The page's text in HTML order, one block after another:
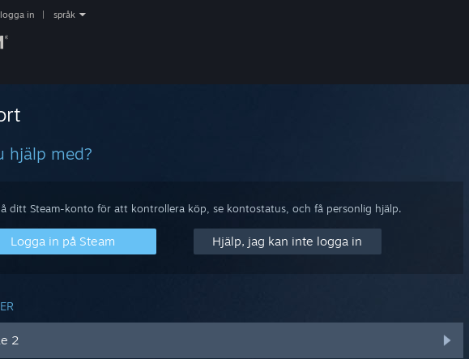
logga in språk
hjälp med?
ditt Steam-konto för att kontrollera köp, se kontostatus, och få personlig hjälp.
Logga in på Steam Hjälp, jag kan inte logga in
2